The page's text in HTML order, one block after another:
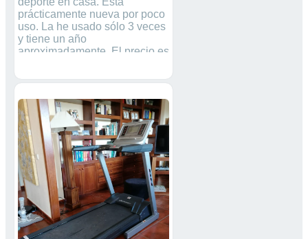
prácticamente nueva por poco
uso. La he usado sólo 3 veces
y tiene un año
aproximadamente. El precio es
todo es hablarlo.